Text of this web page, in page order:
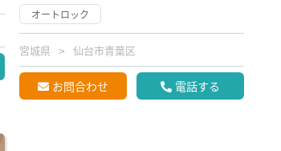
オートロック
宮城県 仙台市青葉区
お問合わせ 電話する